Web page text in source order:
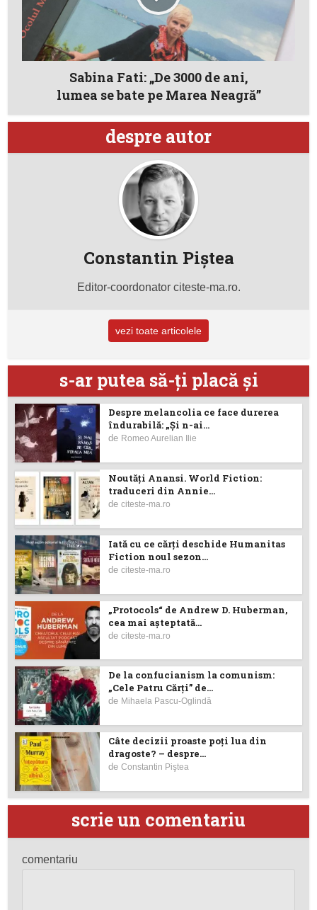
Sabina Fati: „De 3000 de ani,
lumea se bate pe Marea Neagră”
despre autor
Constantin Piştea
Editor-coordonator citeste-ma.ro.
vezi toate articolele
s-ar putea să-ţi placă şi
Despre melancolia ce face durerea
îndurabilă: „Și n-ai...
de Romeo Aurelian Ilie
Noutăţi Anansi. World Fiction:
traduceri din Annie...
deciteste-ma.ro
Iată cu ce cărţi deschide Humanitas
Fiction noul sezon...
deciteste-ma.ro
„Protocols“ de Andrew D. Huberman,
cea mai așteptată...
deciteste-ma.ro
De la confucianism la comunism:
„Cele Patru Cărți” de...
de Mihaela Pascu-Oglindă
Câte decizii proaste poţi lua din
dragoste? – despre...
deConstantin Piştea
scrie un comentariu
comentariu